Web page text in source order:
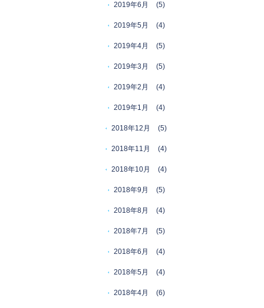
2019年6月 (5)
2019年5月 (4)
2019年4月 (5)
2019年3月 (5)
2019年2月 (4)
2019年1月 (4)
2018年12月 (5)
2018年11月 (4)
2018年10月 (4)
2018年9月 (5)
2018年8月 (4)
2018年7月 (5)
2018年6月 (4)
2018年5月 (4)
2018年4月 (6)